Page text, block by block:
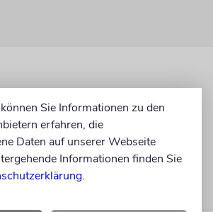
Sie Informationen zu den
erfahren, die
Daten auf unserer Webseite
Informationen finden Sie
.